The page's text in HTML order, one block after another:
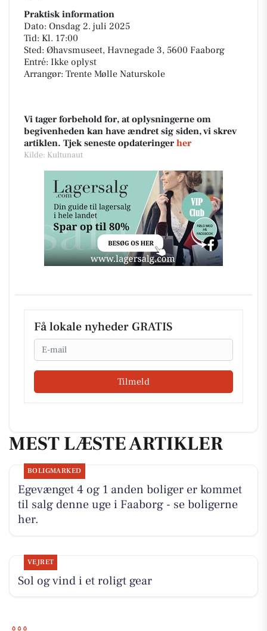
Praktisk information
Dato: Onsdag 2. juli 2025
Tid: Kl. 17:00
Sted: Øhavsmuseet, Havnegade 3, 5600 Faaborg
Entré: Ikke oplyst
Arrangør: Trente Mølle Naturskole
Vi tager forbehold for, at oplysningerne om
begivenheden kan have ændret sig siden, vi skrev
artiklen. Tjek seneste opdateringer her
Kilde: Kultunaut
Få lokale nyheder GRATIS
Email
Tilmeld
MEST LÆSTE ARTIKLER
BOLIGMARKED
Egevænget 4 og 1 anden boliger er kommet
til salg denne uge i Faaborg - se boligerne
her.
VEJRET
Sol og vind i et roligt gear